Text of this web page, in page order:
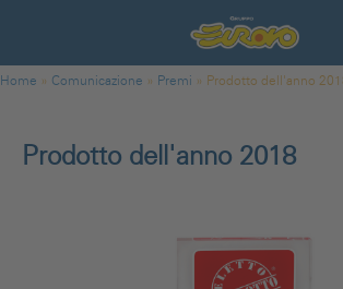
Tu sei qui
Home » Comunicazione » Premi » Prodotto dell'anno
Prodotto dell'anno 2018